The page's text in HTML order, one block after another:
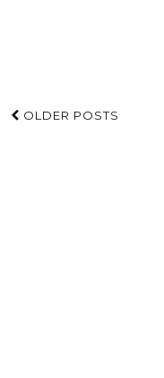
OLDER POSTS